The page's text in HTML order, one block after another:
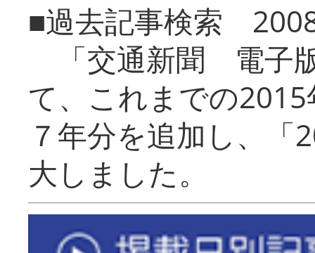
■過去記事検索
「交通新聞 電子
て、これまでの
７年分を追加し、「
大しまし